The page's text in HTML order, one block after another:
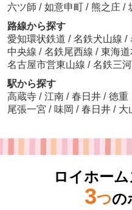
六ツ師 / 如意申町 / 熊之庄 /
路線から探す
愛知環状鉄道 / 名鉄犬山線 /
中央線 / 名鉄尾西線 / 東海道
名古屋市営東山線 / 名鉄三
駅から探す
高蔵寺 / 江南 / 春日井 / 徳重
尾張一宮 / 味岡 / 春日井 / 大
ロイホー
3つの